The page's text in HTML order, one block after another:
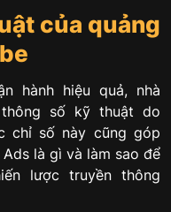
của quảng
hành hiệu quả, nhà
số kỹ thuật do
chỉ số này cũng góp
là gì và làm sao để
lược truyền thông